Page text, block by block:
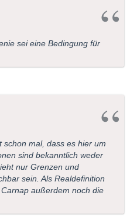
sei eine Bedingung für
schon mal, dass es hier um
sind bekanntlich weder
nur Grenzen und
sein. Als Realdefinition
außerdem noch die